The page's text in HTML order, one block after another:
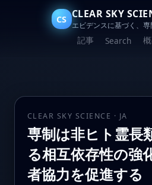
CS CLEAR SKY
エビデンスに基づく、
記事 Search
CLEAR SKY SCIENCE · JA
専制は非ヒト霊長
る相互依存性の強
者協力を促進する